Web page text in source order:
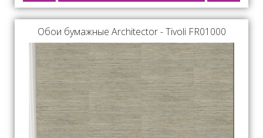
Обои бумажные Architector - Tivoli FR01000